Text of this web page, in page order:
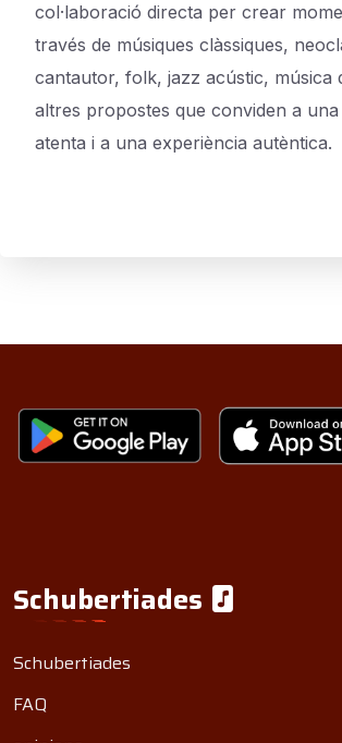
col·laboració directa per crear
través de músiques clàssiques,
cantautor, folk, jazz acústic, música
altres propostes que conviden a
atenta i a una experiència autèntica.
Schubertiades
Schubertiades
FAQ